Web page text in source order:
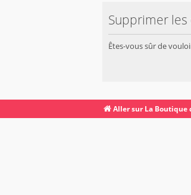
Supprimer les
Êtes-vous sûr de
Aller sur La Boutique